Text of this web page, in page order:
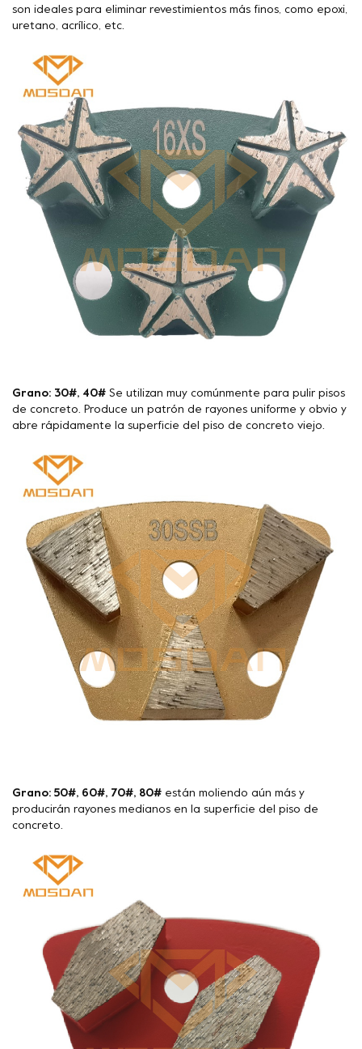
son ideales para eliminar revestimientos más finos, como epoxi,
uretano, acrílico, etc.
Grano: 30#, 40# Se utilizan muy comúnmente para pulir pisos
de concreto. Produce un patrón de rayones uniforme y obvio y
abre rápidamente la superficie del piso de concreto viejo.
Grano: 50#, 60#, 70#, 80# están moliendo aún más y
producirán rayones medianos en la superficie del piso de
concreto.